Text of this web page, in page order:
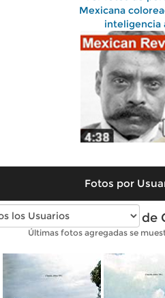
Mexicana
inteligencia
Fotos por
Fotos antiguas de
Últimas fotos agregadas se